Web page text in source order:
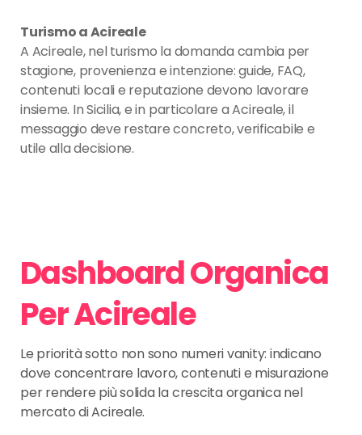
Turismo a Acireale
A Acireale, nel turismo la domanda cambia per
stagione, provenienza e intenzione: guide, FAQ,
contenuti locali e reputazione devono lavorare
insieme. In Sicilia, e in particolare a Acireale, il
messaggio deve restare concreto, verificabile e
utile alla decisione.
Dashboard Organica
Per Acireale
Le priorità sotto non sono numeri vanity: indicano
dove concentrare lavoro, contenuti e misurazione
per rendere più solida la crescita organica nel
mercato di Acireale.